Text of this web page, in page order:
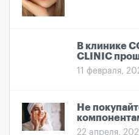
В клинике
CLINIC
11 февраля,
Не
22 апреля,